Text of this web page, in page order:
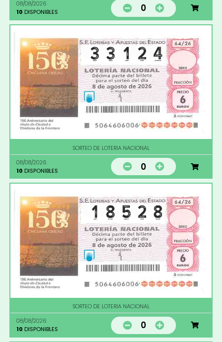
08/08/2026
10 DISPONIBLES 0
SORTEO DE LOTERIA NACIONAL
08/08/2026
10 DISPONIBLES 0
SORTEO DE LOTERIA NACIONAL
08/08/2026
10 DISPONIBLES 0